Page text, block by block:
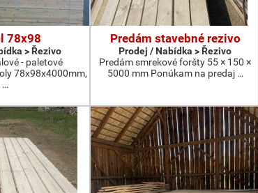
78x98
> Řezivo
- paletové
78x98x4000mm,
…
Predám stavebné rezivo
Prodej / Nabídka > Řezivo
Predám smrekové foršty 55 × 150 ×
5000 mm Ponúkam na predaj …